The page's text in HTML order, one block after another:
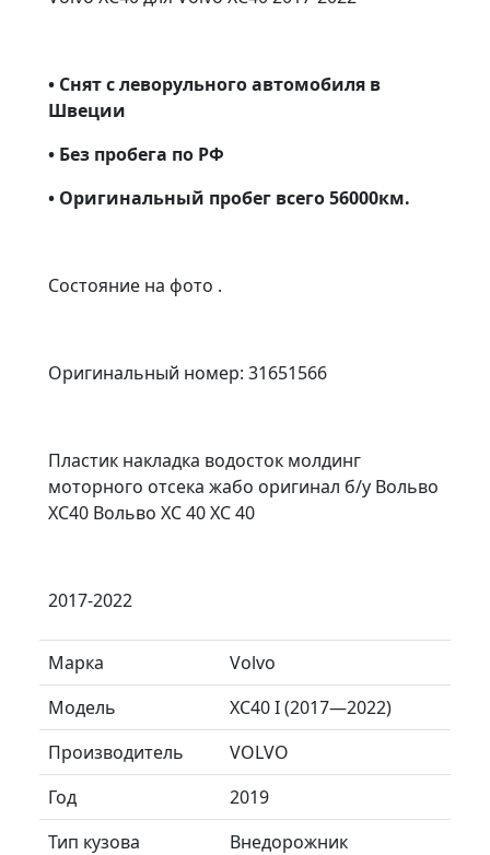
• Снят с леворульного автомобиля в
Швеции
• Без пробега по РФ
• Оригинальный пробег всего 56000км.
Состояние на фото .
Оригинальный номер: 31651566
Пластик накладка водосток молдинг
моторного отсека жабо оригинал б/у Вольво
ХС40 Вольво XC 40 ХС 40
2017-2022
Марка
Volvo
Модель
XC40 I (2017—2022)
Производитель
VOLVO
Год
2019
Тип кузова
Внедорожник